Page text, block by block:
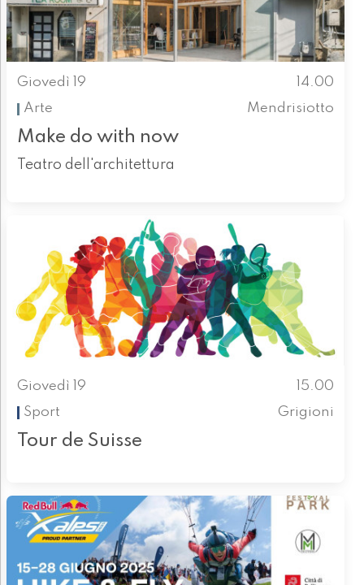
Giovedì 19
14.00
Arte
Mendrisiotto
Make do with now
Teatro dell'architettura
Giovedì 19
15.00
Sport
Grigioni
Tour de Suisse